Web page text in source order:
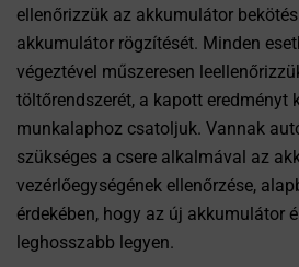
ellenőrizzük az akkumulátor
akkumulátor rögzítését. Minden
végeztével műszeresen
töltőrendszerét, a kapott eredményt
munkalaphoz csatoljuk. Vannak
szükséges a csere alkalmával az
vezérlőegységének ellenőrzése,
érdekében, hogy az új akkumulátor
leghosszabb legyen.